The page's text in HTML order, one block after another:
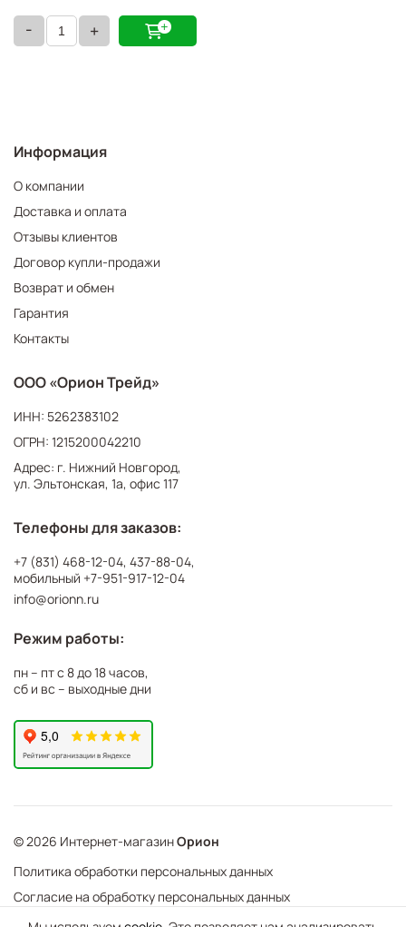
- +
Информация
О компании
Доставка и оплата
Отзывы клиентов
Договор купли-продажи
Возврат и обмен
Гарантия
Контакты
ООО «Орион Трейд»
ИНН: 5262383102
ОГРН: 1215200042210
Адрес: г. Нижний Новгород,
ул. Эльтонская, 1а, офис 117
Телефоны для заказов:
+7 (831) 468-12-04, 437-88-04,
мобильный +7-951-917-12-04
info@orionn.ru
Режим работы:
пн – пт с 8 до 18 часов,
сб и вс – выходные дни
© 2026 Интернет-магазинОрион
Политика обработки персональных данных
Согласие на обработку персональных данных